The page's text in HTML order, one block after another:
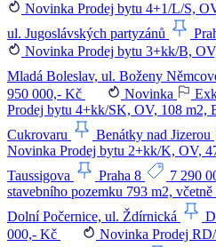
Novinka Prodej bytu 4+1/L/S,
ul. Jugoslávských partyzánů
Novinka Prodej bytu 3+kk/B,
Mladá Boleslav, ul. Boženy
950 000,- Kč
Novinka
Prodej bytu 4+kk/SK, OV, 108 m2,
Cukrovaru
Benátky nad Jizerou
Novinka Prodej bytu 2+kk/K, OV,
Taussigova
Praha 8 7 290
stavebního pozemku 793 m2,
Dolní Počernice, ul. Ždírnická
000,- Kč
Novinka Prodej